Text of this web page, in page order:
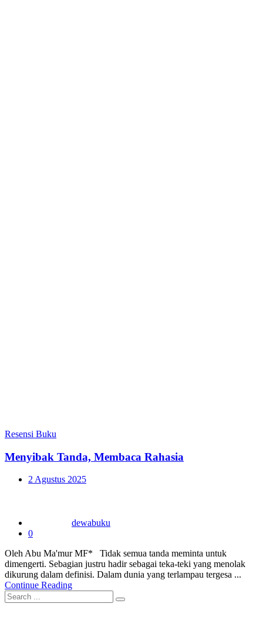
Resensi Buku
Menyibak Tanda, Membaca Rahasia
Posted
2 Agustus 2025
dewabuku
0
Oleh Abu Ma'mur MF* Tidak semua tanda meminta untuk
dimengerti. Sebagian justru hadir sebagai teka-teki yang menolak
dikurung dalam definisi. Dalam dunia yang terlampau tergesa ...
Continue Reading